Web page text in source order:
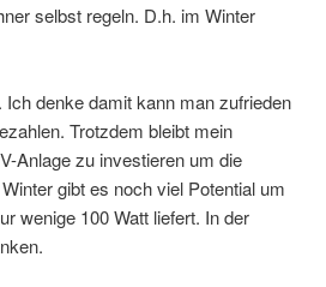
selbst regeln. D.h. im Winter
denke damit kann man zufrieden
Trotzdem bleibt mein
Anlage zu investieren um die
gibt es noch viel Potential um
wenige 100 Watt liefert. In der